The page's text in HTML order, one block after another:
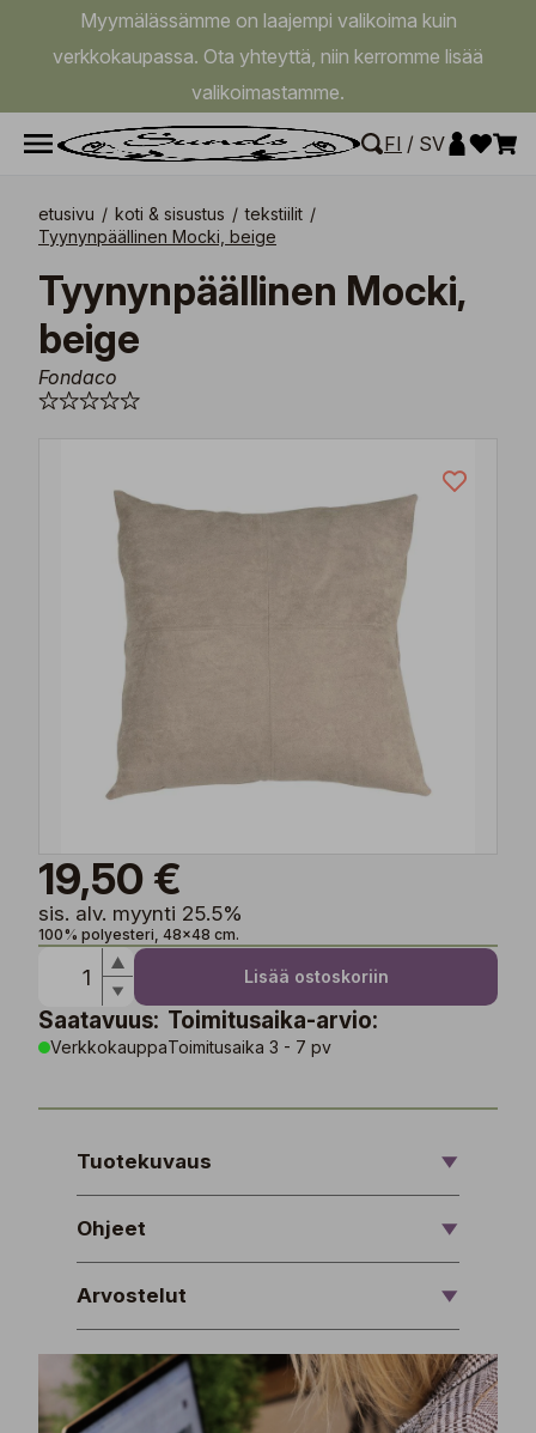
Myymälässämme on laajempi valikoima kuin
verkkokaupassa. Ota yhteyttä, niin kerromme lisää
valikoimastamme.
FI / SV
etusivu / koti & sisustus / tekstiilit /
Tyynynpäällinen Mocki, beige
Tyynynpäällinen Mocki,
beige
Fondaco
19,50 €
sis. alv. myynti 25.5%
100% polyesteri, 48x48 cm.
Lisää ostoskoriin
Saatavuus:
Verkkokauppa
Toimitusaika-arvio:
Toimitusaika 3 - 7 pv
Tuotekuvaus
Ohjeet
Arvostelut